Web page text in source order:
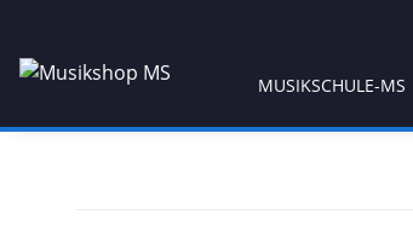
MUSIKSCHULE-MS